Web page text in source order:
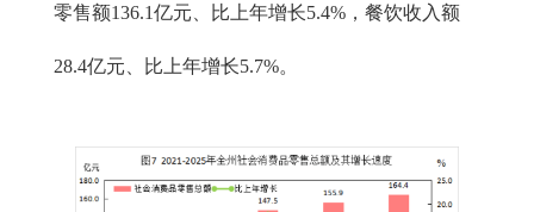
零售额136.1亿元、比上年增长5.4%，餐饮收入额
28.4亿元、比上年增长5.7%。